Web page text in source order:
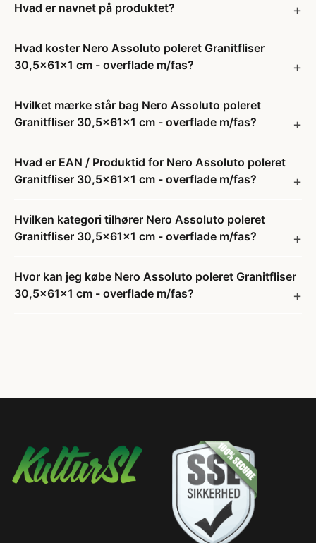
Hvad er navnet på produktet?
Hvad koster Nero Assoluto poleret Granitfliser
30,5x61x1 cm - overflade m/fas?
Hvilket mærke står bag Nero Assoluto poleret
Granitfliser 30,5x61x1 cm - overflade m/fas?
Hvad er EAN / Produktid for Nero Assoluto poleret
Granitfliser 30,5x61x1 cm - overflade m/fas?
Hvilken kategori tilhører Nero Assoluto poleret
Granitfliser 30,5x61x1 cm - overflade m/fas?
Hvor kan jeg købe Nero Assoluto poleret Granitfliser
30,5x61x1 cm - overflade m/fas?